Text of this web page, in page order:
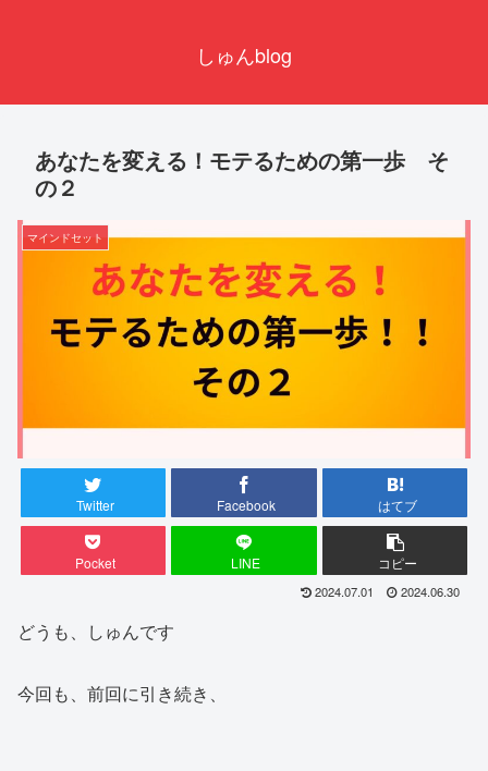
しゅんblog
あなたを変える！モテるための第一歩 そ
の２
マインドセット
Twitter Facebook はてブ
Pocket LINE コピー
2024.07.01 2024.06.30
どうも、しゅんです
今回も、前回に引き続き、